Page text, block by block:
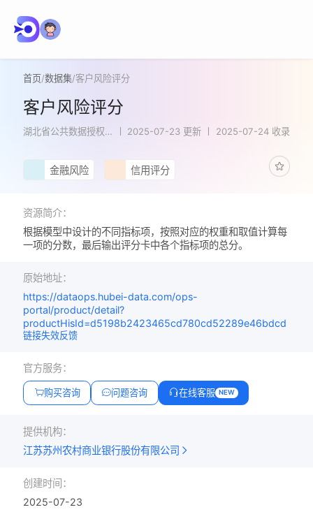
首页/数据集/客户风险评分
客户风险评分
湖北省公共数据授权
2025-07-23 更新 2025-07-24 收录
金融风险 信用评分
资源简介：
根据模型中设计的不同指标项，按照对应的权重和取值计算每
一项的分数，最后输出评分卡中各个指标项的总分。
原始地址：
https://dataops.hubei-data.com/ops-
portal/product/detail?
productHisId=d5198b2423465cd780cd52289e46bdcd
链接失效反馈
官方服务：
购买咨询 问题咨询 在线客服 NEW
提供机构：
江苏苏州农村商业银行股份有限公司
创建时间：
2025-07-23